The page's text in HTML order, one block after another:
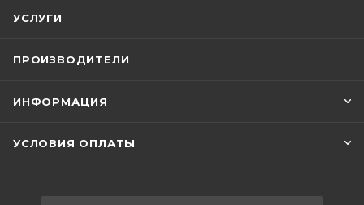
УСЛУГИ
ПРОИЗВОДИТЕЛИ
ИНФОРМАЦИЯ
УСЛОВИЯ ОПЛАТЫ